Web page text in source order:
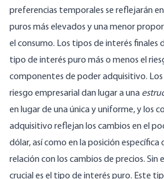
preferencias temporales se reflejarán
puros más elevados y una menor
el consumo. Los tipos de interés finales
tipo de interés puro más o menos el
componentes de poder adquisitivo.
riesgo empresarial dan lugar a una
en lugar de una única y uniforme, y los
adquisitivo reflejan los cambios en el
dólar, así como en la posición específica
relación con los cambios de precios.
crucial es el tipo de interés puro. Este